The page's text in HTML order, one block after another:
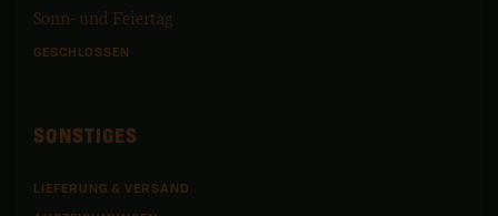
Sonn- und Feiertag
GESCHLOSSEN
SONSTIGES
LIEFERUNG & VERSAND